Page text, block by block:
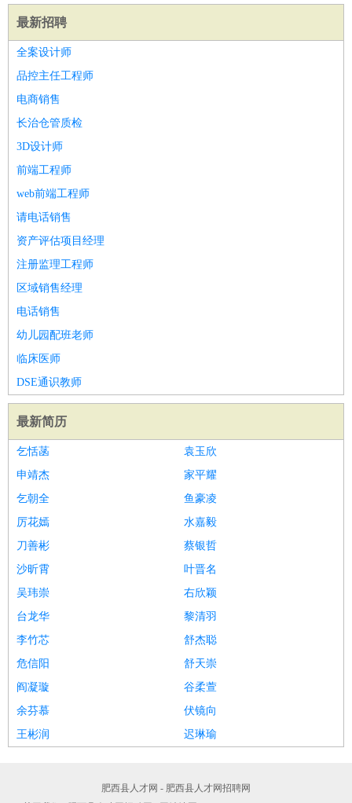
最新招聘
全案设计师
品控主任工程师
电商销售
长治仓管质检
3D设计师
前端工程师
web前端工程师
请电话销售
资产评估项目经理
注册监理工程师
区域销售经理
电话销售
幼儿园配班老师
临床医师
DSE通识教师
最新简历
乞恬菡
袁玉欣
申靖杰
家平耀
乞朝全
鱼豪凌
厉花嫣
水嘉毅
刀善彬
蔡银哲
沙昕霄
叶晋名
吴玮崇
右欣颖
台龙华
黎清羽
李竹芯
舒杰聪
危信阳
舒天崇
阎凝璇
谷柔萱
余芬慕
伏镜向
王彬润
迟琳瑜
肥西县人才网 - 肥西县人才网招聘网